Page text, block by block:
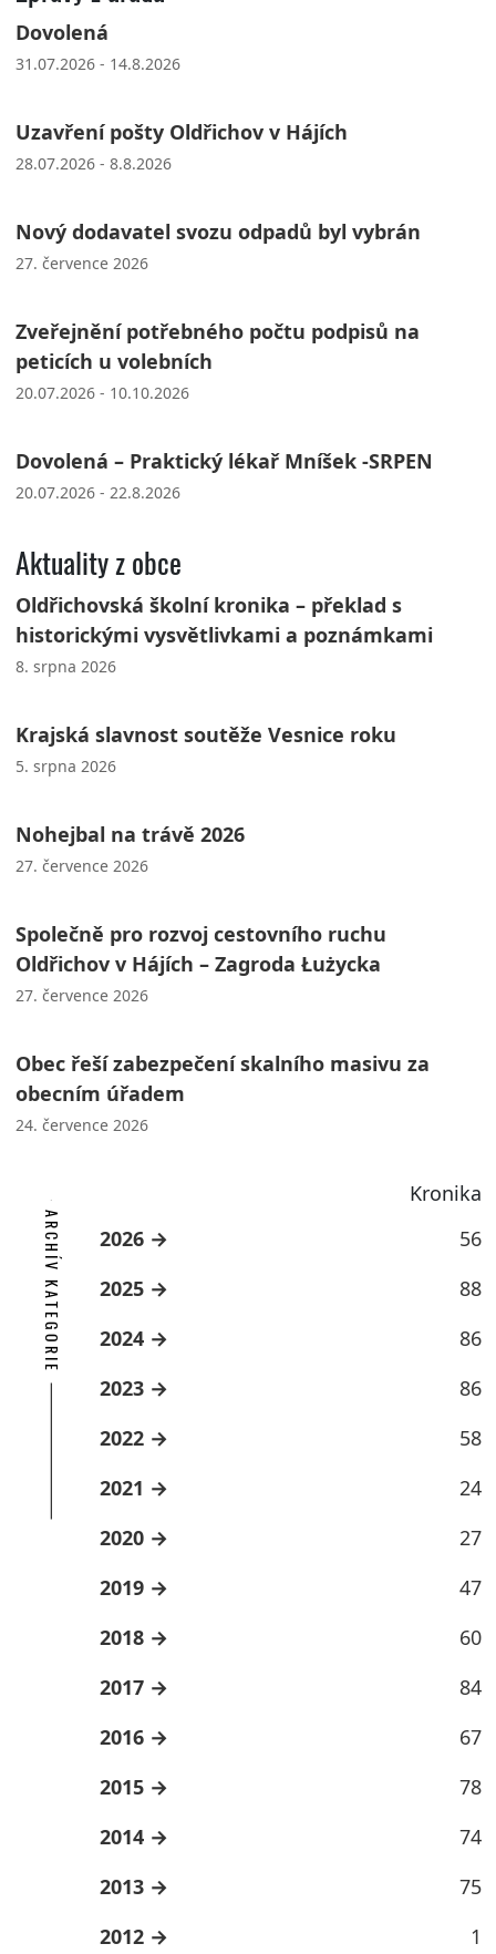
Dovolená
31.07.2026 - 14.8.2026
Uzavření pošty Oldřichov v Hájích
28.07.2026 - 8.8.2026
Nový dodavatel svozu odpadů byl vybrán
27. července 2026
Zveřejnění potřebného počtu podpisů na
peticích u volebních
20.07.2026 - 10.10.2026
Dovolená – Praktický lékař Mníšek -SRPEN
20.07.2026 - 22.8.2026
Aktuality z obce
Oldřichovská školní kronika – překlad s
historickými vysvětlivkami a poznámkami
8. srpna 2026
Krajská slavnost soutěže Vesnice roku
5. srpna 2026
Nohejbal na trávě 2026
27. července 2026
Společně pro rozvoj cestovního ruchu
Oldřichov v Hájích – Zagroda Łużycka
27. července 2026
Obec řeší zabezpečení skalního masivu za
obecním úřadem
24. července 2026
Kronika
ARCHÍV KATEGORIE 2026
56
2025
88
2024
86
2023
86
2022
58
2021
24
2020
27
2019
47
2018
60
2017
84
2016
67
2015
78
2014
74
2013
75
2012
1